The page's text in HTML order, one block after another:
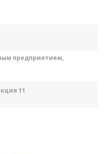
предприятием,
11